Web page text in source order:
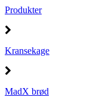
Produkter
Kransekage
MadX brød